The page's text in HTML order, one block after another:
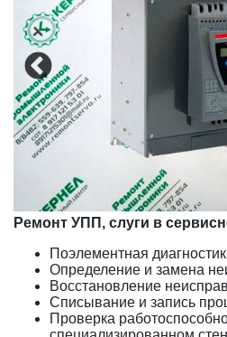
Ремонт УПП, слуги в
Поэлементная
Определение и замена
Восстановление
Списывание и запись
Проверка